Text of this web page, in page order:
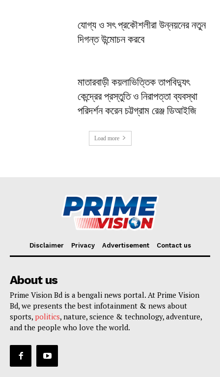
যোগ্য ও সৎ প্রকৌশলীরা উন্নয়নের নতুন
দিগন্ত উন্মোচন করবে
মাতারবাড়ী কয়লাভিত্তিক তাপবিদ্যুৎ
কেন্দ্রের প্রস্তুতি ও নিরাপত্তা ব্যবস্থা
পরিদর্শন করেন চট্টগ্রাম রেঞ্জ ডিআইজি
Load more
Disclaimer Privacy Advertisement Contact us
About us
Prime Vision Bd is a bengali news portal. At Prime Vision
Bd, we presents the best infotainment & news about
sports, politics, nature, science & technology, adventure,
and the people who love the world.